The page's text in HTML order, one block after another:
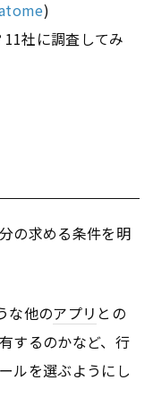
)
11社に調査してみ
の求める条件を明
な他のアプリ との
するのかなど、行
ルを選ぶようにし